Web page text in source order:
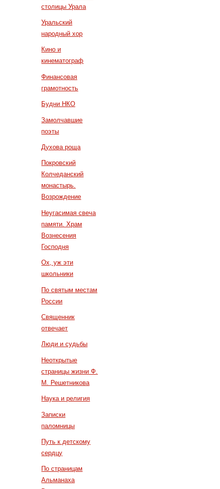
столицы Урала
Уральский
народный хор
Кино и
кинематограф
Финансовая
грамотность
Будни НКО
Замолчавшие
поэты
Духова роща
Покровский
Колчеданский
монастырь.
Возрождение
Неугасимая свеча
памяти. Храм
Вознесения
Господня
Ох, уж эти
школьники
По святым местам
России
Священник
отвечает
Люди и судьбы
Неоткрытые
страницы жизни Ф.
М. Решетникова
Наука и религия
Записки
паломницы
Путь к детскому
сердцу
По страницам
Альманаха